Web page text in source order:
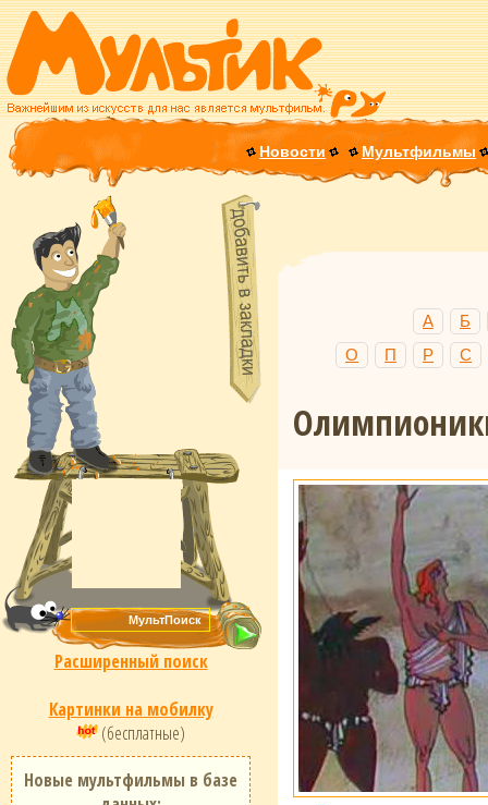
Новости Мультфильмы
Расширенный поиск
Картинки на мобилку
(бесплатные)
Новые мультфильмы в базе
А
Б
О
П Р С